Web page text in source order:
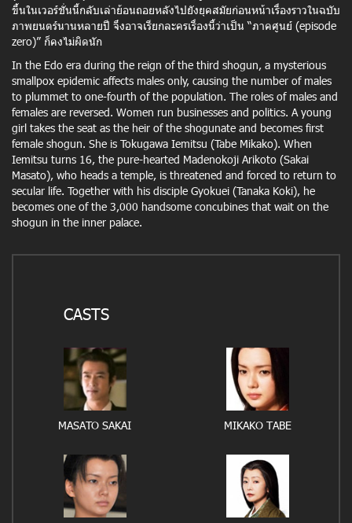
ขึ้นในเวอร์ชั่นนี้กลับเล่าย้อนถอยหลังไปยังยุคสมัยก่อนหน้าเรื่องราวในฉบับ
ภาพยนตร์นานหลายปี จึงอาจเรียกละครเรื่องนี้ว่าเป็น “ภาคศูนย์ (episode
zero)” ก็คงไม่ผิดนัก
In the Edo era during the reign of the third shogun, a mysterious
smallpox epidemic affects males only, causing the number of males
to plummet to one-fourth of the population. The roles of males and
females are reversed. Women run businesses and politics. A young
girl takes the seat as the heir of the shogunate and becomes first
female shogun. She is Tokugawa Iemitsu (Tabe Mikako). When
Iemitsu turns 16, the pure-hearted Madenokoji Arikoto (Sakai
Masato), who heads a temple, is threatened and forced to return to
secular life. Together with his disciple Gyokuei (Tanaka Koki), he
becomes one of the 3,000 handsome concubines that wait on the
shogun in the inner palace.
CASTS
MASATO SAKAI MIKAKO TABE